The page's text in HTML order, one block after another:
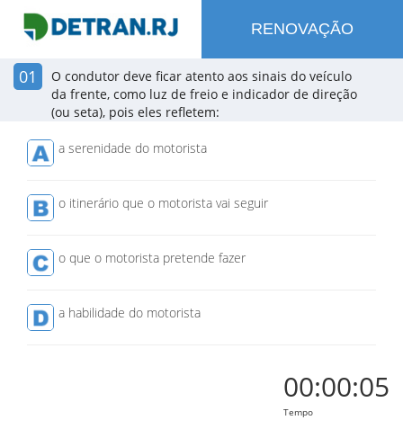
RENOVAÇÃO
01
O condutor deve ficar atento aos sinais do veículo
da frente, como luz de freio e indicador de direção
(ou seta), pois eles refletem:
a serenidade do motorista
o itinerário que o motorista vai seguir
o que o motorista pretende fazer
a habilidade do motorista
00:00:06
Tempo